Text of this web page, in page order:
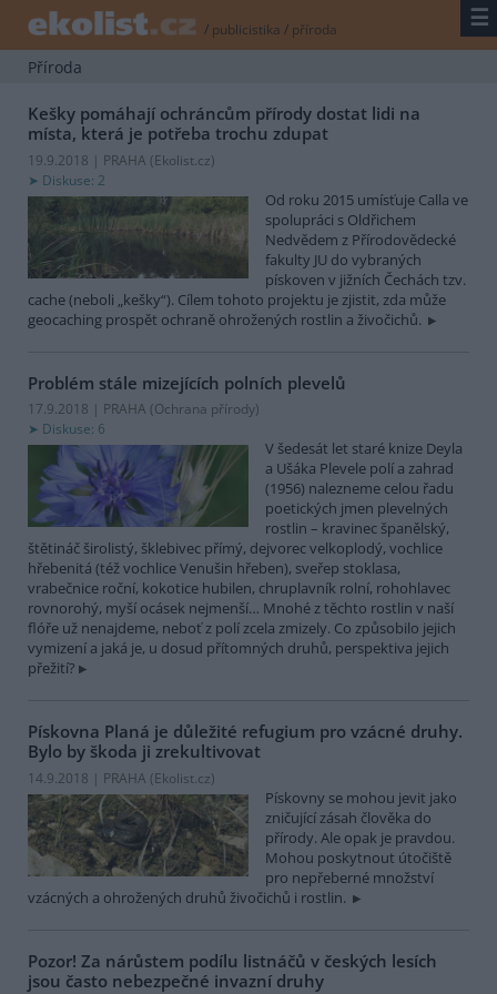
/ publicistika / příroda ☰
Příroda
Kešky pomáhají ochráncům přírody dostat lidi na
místa, která je potřeba trochu zdupat
19.9.2018 | PRAHA (Ekolist.cz)
Diskuse: 2
Od roku 2015 umísťuje Calla ve
spolupráci s Oldřichem
Nedvědem z Přírodovědecké
fakulty JU do vybraných
pískoven v jižních Čechách tzv.
cache (neboli „kešky“). Cílem tohoto projektu je zjistit, zda může
geocaching prospět ochraně ohrožených rostlin a živočichů.
Problém stále mizejících polních plevelů
17.9.2018 | PRAHA (Ochrana přírody)
Diskuse: 6
V šedesát let staré knize Deyla
a Ušáka Plevele polí a zahrad
(1956) nalezneme celou řadu
poetických jmen plevelných
rostlin – kravinec španělský,
štětináč širolistý, šklebivec přímý, dejvorec velkoplodý, vochlice
hřebenitá (též vochlice Venušin hřeben), sveřep stoklasa,
vrabečnice roční, kokotice hubilen, chruplavník rolní, rohohlavec
rovnorohý, myší ocásek nejmenší… Mnohé z těchto rostlin v naší
flóře už nenajdeme, neboť z polí zcela zmizely. Co způsobilo jejich
vymizení a jaká je, u dosud přítomných druhů, perspektiva jejich
přežití?
Pískovna Planá je důležité refugium pro vzácné druhy.
Bylo by škoda ji zrekultivovat
14.9.2018 | PRAHA (Ekolist.cz)
Pískovny se mohou jevit jako
zničující zásah člověka do
přírody. Ale opak je pravdou.
Mohou poskytnout útočiště
pro nepřeberné množství
vzácných a ohrožených druhů živočichů i rostlin.
Pozor! Za nárůstem podílu listnáčů v českých lesích
jsou často nebezpečné invazní druhy